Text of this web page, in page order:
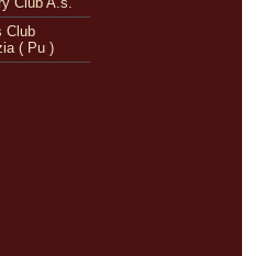
Club
( Pu )